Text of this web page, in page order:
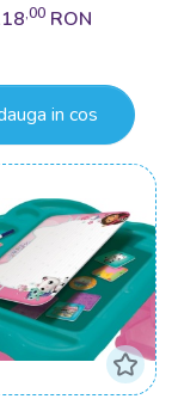
,00 RON
in cos